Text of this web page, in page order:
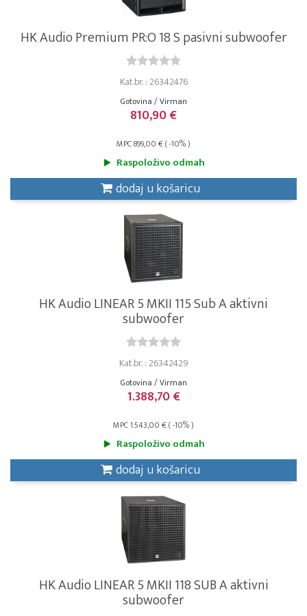
HK Audio Premium PR:O 18 S pasivni subwoofer
Kat.br. : 26342476
Gotovina / Virman
810,90 €
MPC 899,00 € ( -10% )
Raspoloživo odmah
dodaj u košaricu
HK Audio LINEAR 5 MKII 115 Sub A aktivni
subwoofer
Kat.br. : 26342429
Gotovina / Virman
1.388,70 €
MPC 1.543,00 € ( -10% )
Raspoloživo odmah
dodaj u košaricu
HK Audio LINEAR 5 MKII 118 SUB A aktivni
subwoofer